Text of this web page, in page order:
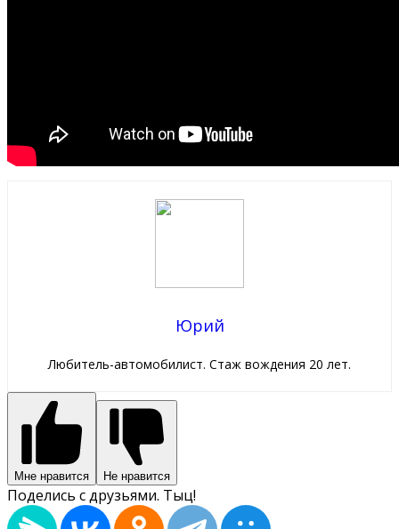
Юрий
Любитель-автомобилист. Стаж вождения 20 лет.
Мне нравится Не нравится
Поделись с друзьями. Тыц!